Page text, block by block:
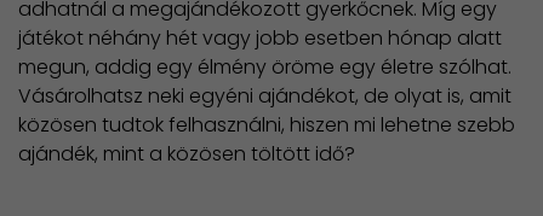
adhatnál a megajándékozott gyerkőcnek. Míg egy
játékot néhány hét vagy jobb esetben hónap alatt
megun, addig egy élmény öröme egy életre szólhat.
Vásárolhatsz neki egyéni ajándékot, de olyat is, amit
közösen tudtok felhasználni, hiszen mi lehetne szebb
ajándék, mint a közösen töltött idő?